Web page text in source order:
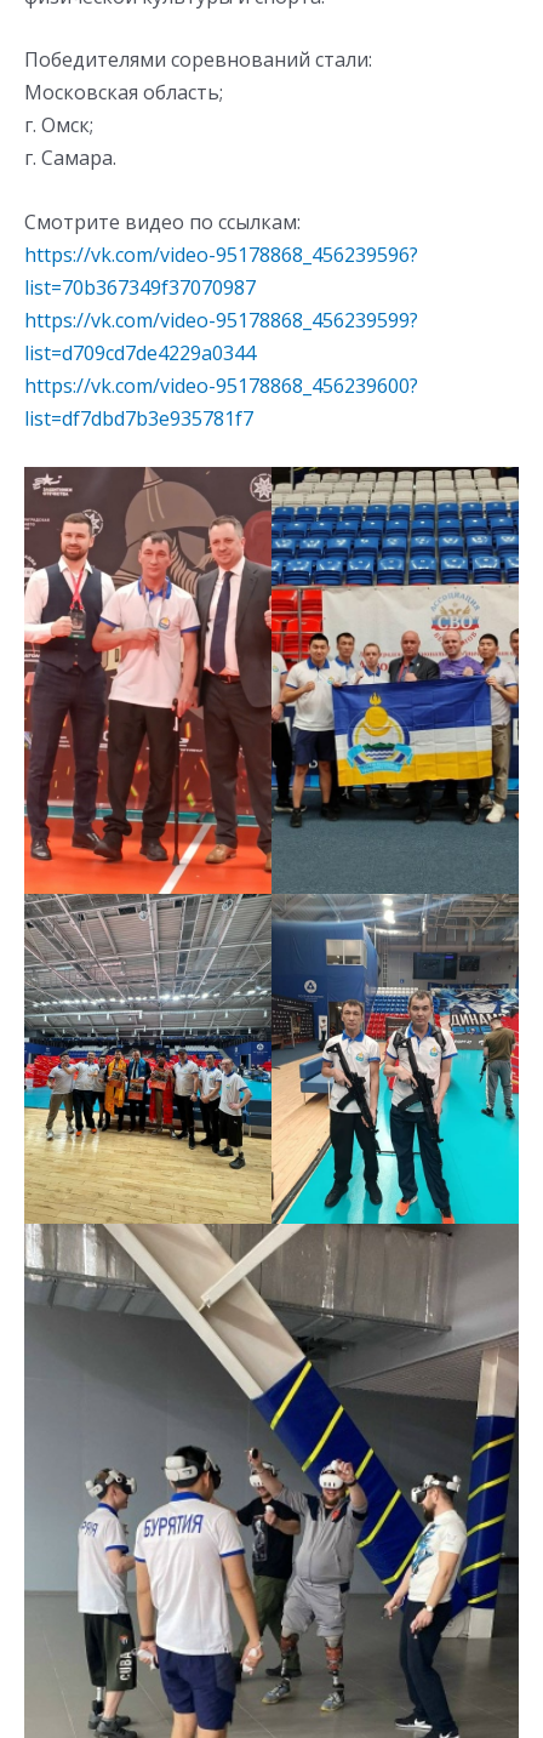
Победителями соревнований стали:
Московская область;
г. Омск;
г. Самара.
Смотрите видео по ссылкам:
https://vk.com/video-95178868_456239596?
list=70b367349f37070987
https://vk.com/video-95178868_456239599?
list=d709cd7de4229a0344
https://vk.com/video-95178868_456239600?
list=df7dbd7b3e935781f7